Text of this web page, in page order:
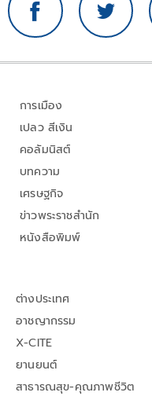
การเมือง
เปลว สีเงิน
คอลัมนิสต์
บทความ
เศรษฐกิจ
ข่าวพระราชสำนัก
หนังสือพิมพ์
ต่างประเทศ
อาชญากรรม
X-CITE
ยานยนต์
สาธารณสุข-คุณภาพชีวิต